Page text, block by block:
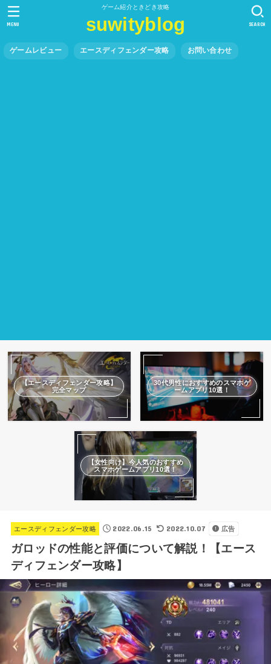
ゲーム紹介ときどき攻略
suwityblog
ゲームレビュー エースディフェンダー攻略 お問い合わせ
SEARCH
MENU
【エースディフェンダー攻略】
完全マップ
30代男性におすすめのスマホゲ
ームアプリ10選！
【女性向け】今人気のおすすめ
スマホゲームアプリ10選！
エースディフェンダー攻略 2022.06.15 2022.10.07 広告
ガロッドの性能と評価について解説！【エース
ディフェンダー攻略】